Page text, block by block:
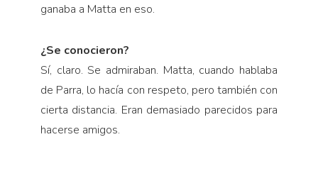
ganaba a Matta en eso.
¿Se conocieron?
Sí, claro. Se admiraban. Matta, cuando hablaba
de Parra, lo hacía con respeto, pero también con
cierta distancia. Eran demasiado parecidos para
hacerse amigos.